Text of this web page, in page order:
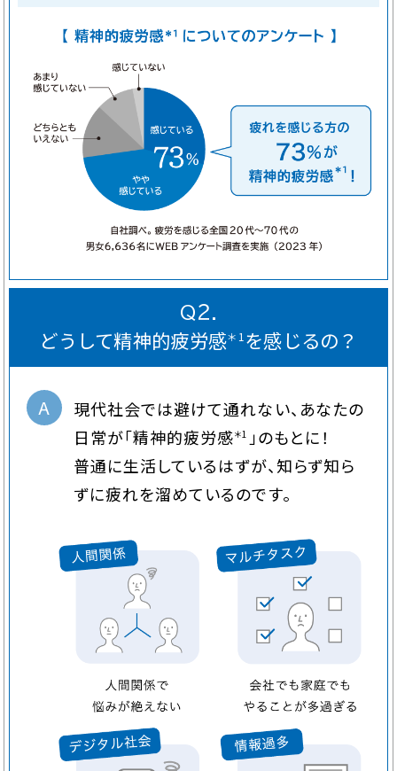
Q２.
どうして精神的疲労感＊1 を感じるの？
A
現代社会では避けて通れない、あなたの
日常が「精神的疲労感＊1
」のもとに！
普通に生活しているはずが、知らず知ら
ずに疲れを溜めているのです。